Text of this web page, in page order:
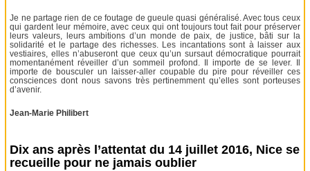
Je ne partage rien de ce foutage de gueule quasi généralisé. Avec tous ceux
qui gardent leur mémoire, avec ceux qui ont toujours tout fait pour préserver
leurs valeurs, leurs ambitions d’un monde de paix, de justice, bâti sur la
solidarité et le partage des richesses. Les incantations sont à laisser aux
vestiaires, elles n’abuseront que ceux qu’un sursaut démocratique pourrait
momentanément réveiller d’un sommeil profond. Il importe de se lever. Il
importe de bousculer un laisser-aller coupable du pire pour réveiller ces
consciences dont nous savons très pertinemment qu’elles sont porteuses
d’avenir.
Jean-Marie Philibert
Dix ans après l’attentat du 14 juillet 2016, Nice se
recueille pour ne jamais oublier